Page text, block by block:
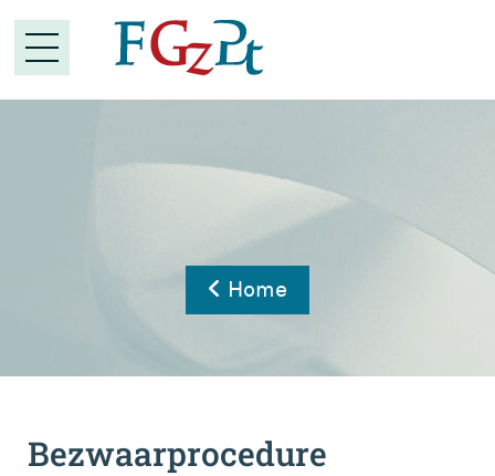
Home
Bezwaarprocedure